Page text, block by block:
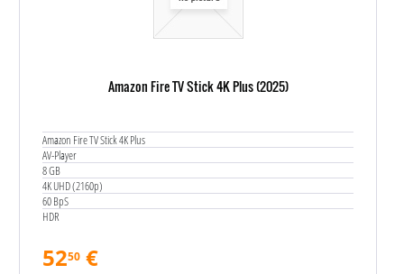
Amazon Fire TV Stick 4K Plus (2025)
Amazon Fire TV Stick 4K Plus
AV-Player
8 GB
4K UHD (2160p)
60 BpS
HDR
5250 €